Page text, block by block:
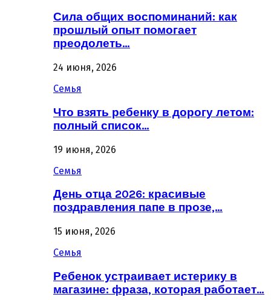
Сила общих воспоминаний: как
прошлый опыт помогает
преодолеть…
24 июня, 2026
Семья
Что взять ребенку в дорогу летом:
полный список…
19 июня, 2026
Семья
День отца 2026: красивые
поздравления папе в прозе,…
15 июня, 2026
Семья
Ребенок устраивает истерику в
магазине: фраза, которая работает…